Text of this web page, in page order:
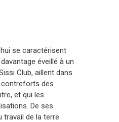
se caractérisent
éveillé à un
Club, aillent dans
contreforts des
et qui les
De ses
travail de la terre